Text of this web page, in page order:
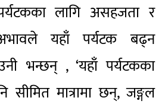
लागि असहजता र
अभावले यहाँ पर्यटक बढ्न
भन्छन् , ‘यहाँ पर्यटकका
सीमित मात्रामा छन्, जङ्गल